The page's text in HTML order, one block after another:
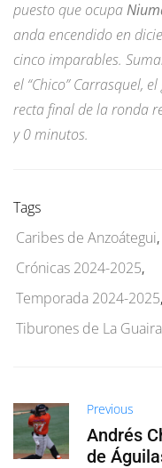
puesto que ocupa
anda encendido en
cinco imparables.
el “Chico” Carrasquel,
recta final de la ronda
y 0 minutos.
Tags
Caribes de Anzoátegui,
Crónicas 2024-2025,
Temporada 2024-2025,
Tiburones de La Guaira
Previous
Andrés
de